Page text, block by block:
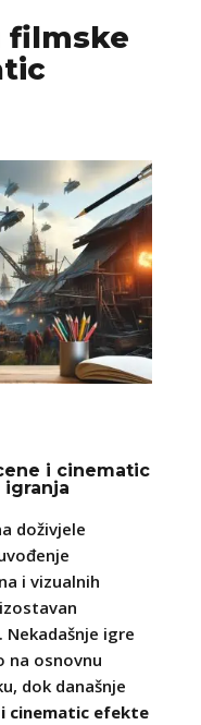
filmske
i cinematic
doživjele
i vizualnih
igre
na osnovnu
dok današnje
cinematic efekte